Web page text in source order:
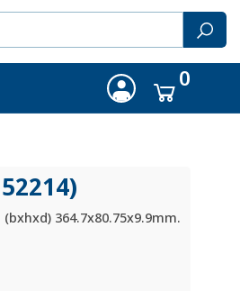
0
364.7x80.75x9.9mm.